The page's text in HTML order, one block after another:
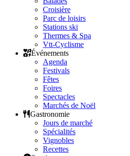
Croisière
Parc de loisirs
Stations ski
Thermes & Spa
Vtt-Cyclisme
Événements
Agenda
Festivals
Fêtes
Foires
Spectacles
Marchés de Noël
Gastronomie
Jours de marché
Spécialités
Vignobles
Recettes